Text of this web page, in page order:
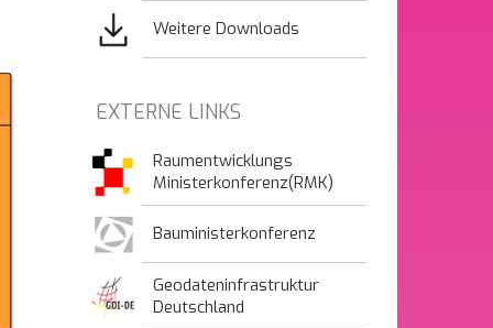
Bild
Weitere Downloads
EXTERNE LINKS
Raumentwicklungs
Ministerkonferenz(RMK)
Bauministerkonferenz
Geodateninfrastruktur
Deutschland